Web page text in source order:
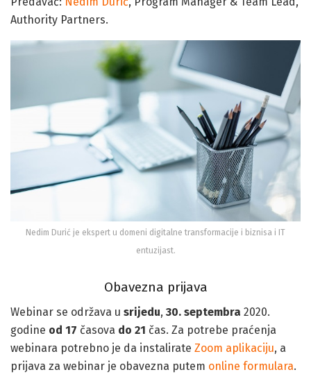
Authority Partners.
Nedim Durić je ekspert u domeni digitalne transformacije i biznisa i IT
entuzijast.
Obavezna prijava
Webinar se održava u srijedu, 30. septembra 2020.
godine od 17 časova do 21 čas. Za potrebe praćenja
webinara potrebno je da instalirate Zoom aplikaciju, a
prijava za webinar je obavezna putem online formulara.